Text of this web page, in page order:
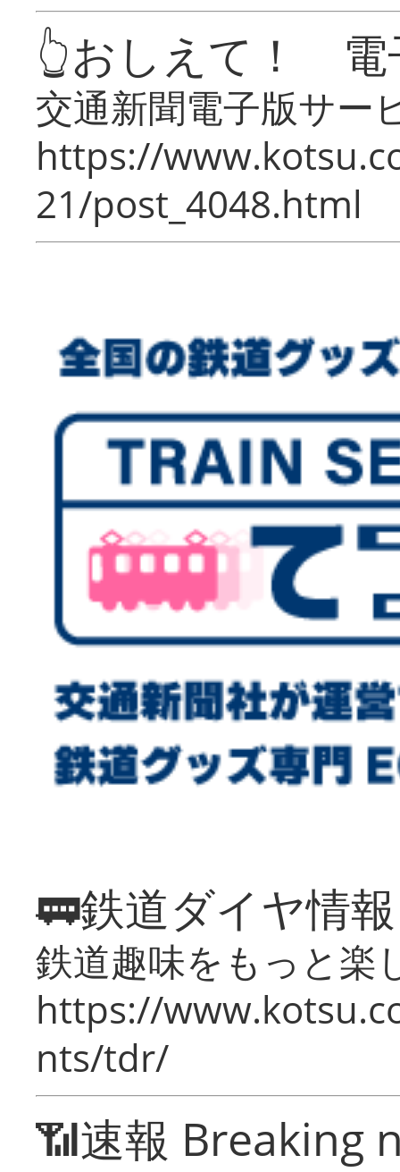
👆おしえて！ 電
交通新聞電子版サー
https://
21/post_4048.html
🚃鉄道ダイヤ情
鉄道趣味をもっと楽
https://
nts/tdr/
📶速報 Breaking